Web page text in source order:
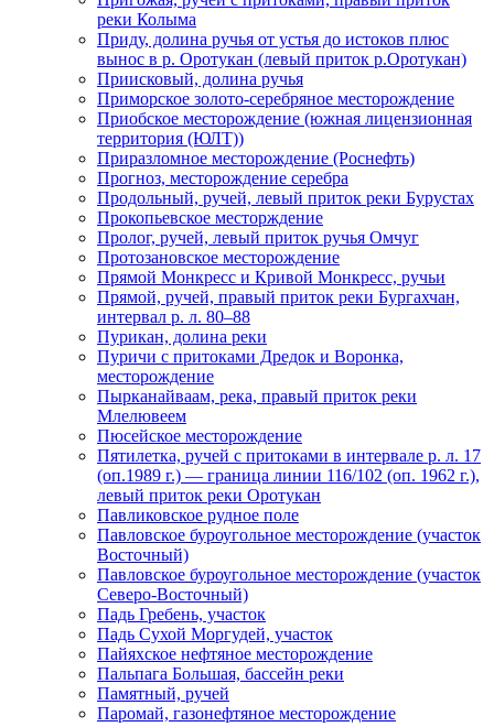
реки Колыма
Приду, долина ручья от устья до истоков плюс
вынос в р. Оротукан (левый приток р.Оротукан)
Приисковый, долина ручья
Приморское золото-серебряное месторождение
Приобское месторождение (южная лицензионная
территория (ЮЛТ))
Приразломное месторождение (Роснефть)
Прогноз, месторождение серебра
Продольный, ручей, левый приток реки Бурустах
Прокопьевское месторждение
Пролог, ручей, левый приток ручья Омчуг
Протозановское месторождение
Прямой Монкресс и Кривой Монкресс, ручьи
Прямой, ручей, правый приток реки Бургахчан,
интервал р. л. 80–88
Пурикан, долина реки
Пуричи с притоками Дредок и Воронка,
месторождение
Пырканайваам, река, правый приток реки
Млелювеем
Пюсейское месторождение
Пятилетка, ручей с притоками в интервале р. л. 17
(оп.1989 г.) — граница линии 116/102 (оп. 1962 г.),
левый приток реки Оротукан
Павликовское рудное поле
Павловское буроугольное месторождение (участок
Восточный)
Павловское буроугольное месторождение (участок
Северо-Восточный)
Падь Гребень, участок
Падь Сухой Моргудей, участок
Пайяхское нефтяное месторождение
Пальпага Большая, бассейн реки
Памятный, ручей
Паромай, газонефтяное месторождение